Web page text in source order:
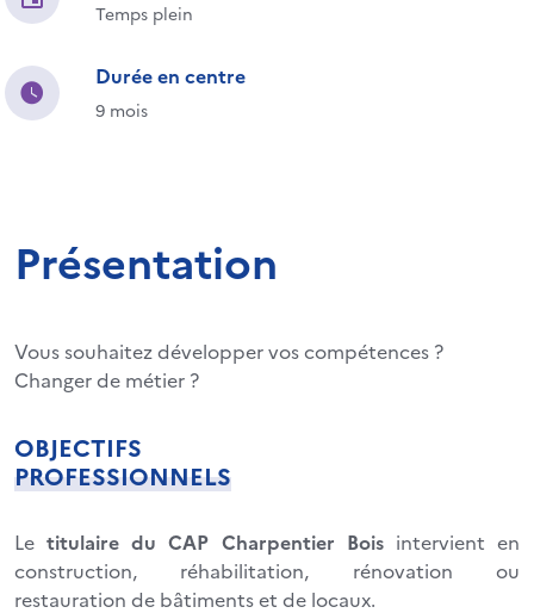
Temps plein
Durée en centre
9 mois
Présentation
Vous souhaitez développer vos compétences ?
Changer de métier ?
OBJECTIFS
PROFESSIONNELS
Letitulaire du CAP Charpentier Bois intervient en
construction, réhabilitation, rénovation ou
restauration de bâtiments et de locaux.